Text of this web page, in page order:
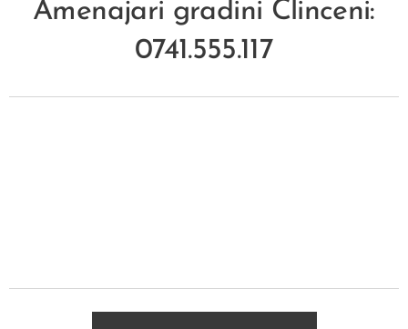
Amenajari gradini Clinceni:
0741.555.117